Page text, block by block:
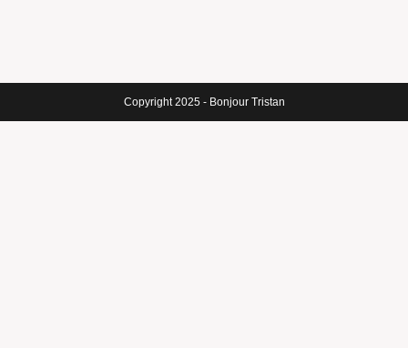
Copyright 2025 - Bonjour Tristan